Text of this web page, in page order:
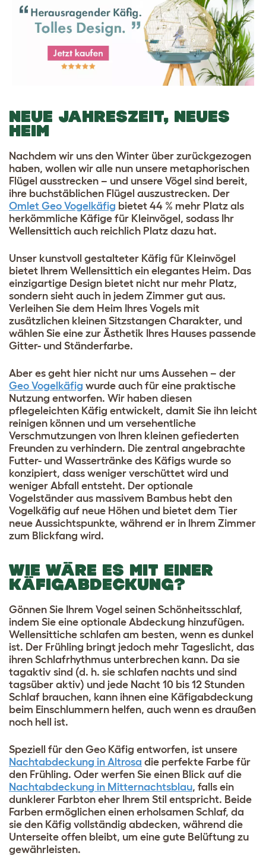
NEUE JAHRESZEIT, NEUES
HEIM
Nachdem wir uns den Winter über zurückgezogen
haben, wollen wir alle nun unsere metaphorischen
Flügel ausstrecken – und unsere Vögel sind bereit,
ihre buchstäblichen Flügel auszustrecken. Der
Omlet Geo Vogelkäfig bietet 44 % mehr Platz als
herkömmliche Käfige für Kleinvögel, sodass Ihr
Wellensittich auch reichlich Platz dazu hat.
Unser kunstvoll gestalteter Käfig für Kleinvögel
bietet Ihrem Wellensittich ein elegantes Heim. Das
einzigartige Design bietet nicht nur mehr Platz,
sondern sieht auch in jedem Zimmer gut aus.
Verleihen Sie dem Heim Ihres Vogels mit
zusätzlichen kleinen Sitzstangen Charakter, und
wählen Sie eine zur Ästhetik Ihres Hauses passende
Gitter- und Ständerfarbe.
Aber es geht hier nicht nur ums Aussehen – der
Geo Vogelkäfig wurde auch für eine praktische
Nutzung entworfen. Wir haben diesen
pflegeleichten Käfig entwickelt, damit Sie ihn leicht
reinigen können und um versehentliche
Verschmutzungen von Ihren kleinen gefiederten
Freunden zu verhindern. Die zentral angebrachte
Futter- und Wassertränke des Käfigs wurde so
konzipiert, dass weniger verschüttet wird und
weniger Abfall entsteht. Der optionale
Vogelständer aus massivem Bambus hebt den
Vogelkäfig auf neue Höhen und bietet dem Tier
neue Aussichtspunkte, während er in Ihrem Zimmer
zum Blickfang wird.
WIE WÄRE ES MIT EINER
KÄFIGABDECKUNG?
Gönnen Sie Ihrem Vogel seinen Schönheitsschlaf,
indem Sie eine optionale Abdeckung hinzufügen.
Wellensittiche schlafen am besten, wenn es dunkel
ist. Der Frühling bringt jedoch mehr Tageslicht, das
ihren Schlafrhythmus unterbrechen kann. Da sie
tagaktiv sind (d. h. sie schlafen nachts und sind
tagsüber aktiv) und jede Nacht 10 bis 12 Stunden
Schlaf brauchen, kann ihnen eine Käfigabdeckung
beim Einschlummern helfen, auch wenn es draußen
noch hell ist.
Speziell für den Geo Käfig entworfen, ist unsere
Nachtabdeckung in Altrosa die perfekte Farbe für
den Frühling. Oder werfen Sie einen Blick auf die
Nachtabdeckung in Mitternachtsblau, falls ein
dunklerer Farbton eher Ihrem Stil entspricht. Beide
Farben ermöglichen einen erholsamen Schlaf, da
sie den Käfig vollständig abdecken, während die
Unterseite offen bleibt, um eine gute Belüftung zu
gewährleisten.